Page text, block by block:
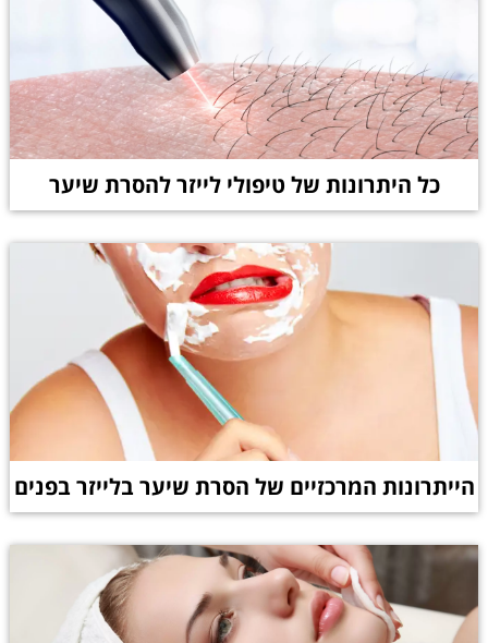
כל היתרונות של טיפולי לייזר להסרת שיער
הייתרונות המרכזיים של הסרת שיער בלייזר בפנים